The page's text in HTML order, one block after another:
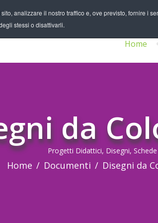
analizzare il nostro traffico e, ove previsto, fornire i
stessi o disattivarli.
Home
da
Progetti Didattici, Disegni,
Home Documenti Disegni da